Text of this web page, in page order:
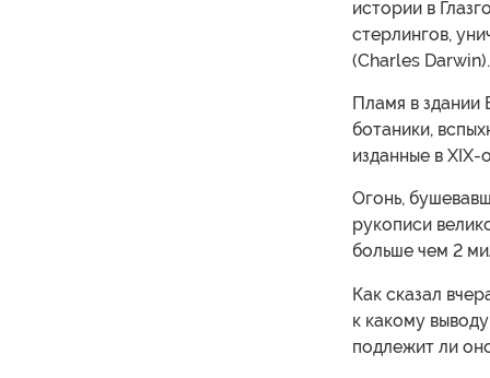
истории в
стерлингов,
(Charles Darwin).
Пламя в здании
ботаники,
изданные в
Огонь,
рукописи
больше чем 2
Как сказал
к какому
подлежит ли